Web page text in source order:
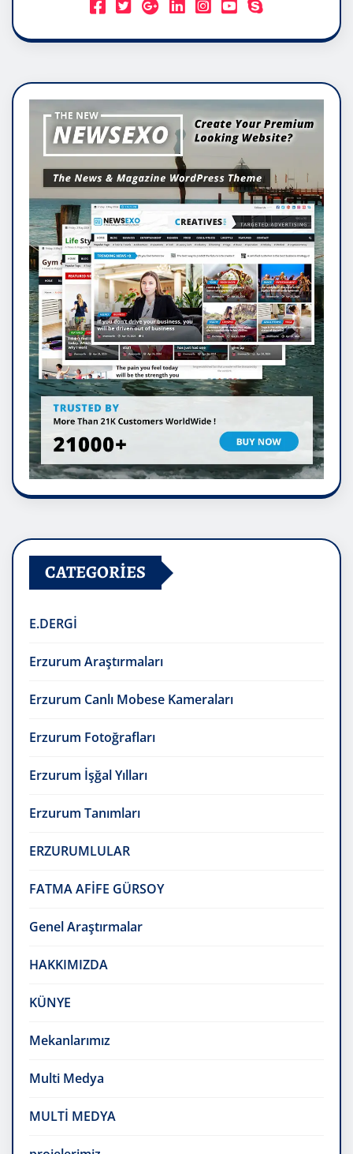
CATEGORIES
E.DERGİ
Erzurum Araştırmaları
Erzurum Canlı Mobese Kameraları
Erzurum Fotoğrafları
Erzurum İşğal Yılları
Erzurum Tanımları
ERZURUMLULAR
FATMA AFİFE GÜRSOY
Genel Araştırmalar
HAKKIMIZDA
KÜNYE
Mekanlarımız
Multi Medya
MULTİ MEDYA